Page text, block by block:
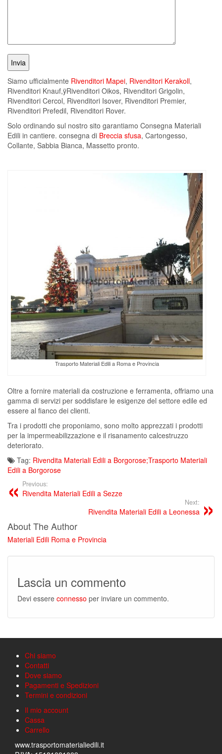
Siamo ufficialmente Rivenditori Mapei, Rivenditori Kerakoll,
Rivenditori Knauf,ÿRivenditori Oikos, Rivenditori Grigolin,
Rivenditori Cercol, Rivenditori Isover, Rivenditori Premier,
Rivenditori Prefedil, Rivenditori Rover.
Solo ordinando sul nostro sito garantiamo Consegna Materiali
Edili in cantiere. consegna di Breccia sfusa, Cartongesso,
Collante, Sabbia Bianca, Massetto pronto.
Trasporto Materiali Edili a Roma e Provincia
Oltre a fornire materiali da costruzione e ferramenta, offriamo una
gamma di servizi per soddisfare le esigenze del settore edile ed
essere al fianco dei clienti.
Tra i prodotti che proponiamo, sono molto apprezzati i prodotti
per la impermeabilizzazione e il risanamento calcestruzzo
deteriorato.
Tag: Rivendita Materiali Edili a Borgorose;Trasporto Materiali
Edili a Borgorose
Previous:
Rivendita Materiali Edili a Sezze
Next:
Rivendita Materiali Edili a Leonessa
About The Author
Materiali Edili Roma e Provincia
Lascia un commento
Devi essere connesso per inviare un commento.
Chi siamo
Contatti
Dove siamo
Pagamenti e Spedizioni
Termini e condizioni
Il mio account
Cassa
Carrello
www.trasportomaterialiedili.it